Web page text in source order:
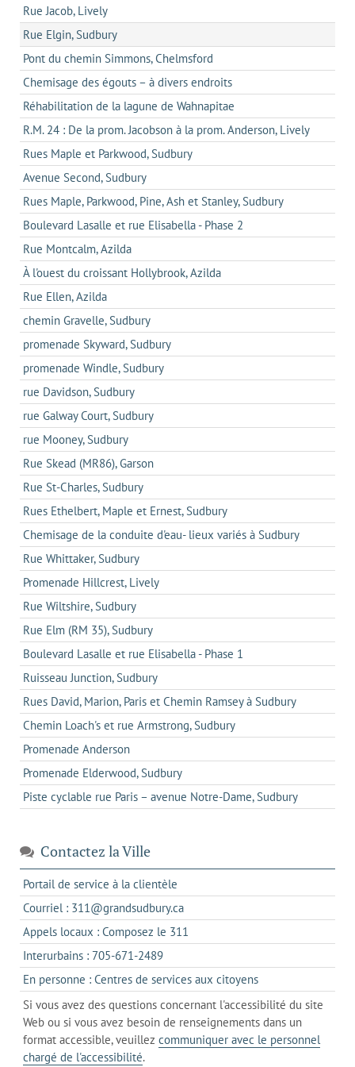
Rue Jacob, Lively
Rue Elgin, Sudbury
Pont du chemin Simmons, Chelmsford
Chemisage des égouts – à divers endroits
Réhabilitation de la lagune de Wahnapitae
R.M. 24 : De la prom. Jacobson à la prom. Anderson, Lively
Rues Maple et Parkwood, Sudbury
Avenue Second, Sudbury
Rues Maple, Parkwood, Pine, Ash et Stanley, Sudbury
Boulevard Lasalle et rue Elisabella - Phase 2
Rue Montcalm, Azilda
À l'ouest du croissant Hollybrook, Azilda
Rue Ellen, Azilda
chemin Gravelle, Sudbury
promenade Skyward, Sudbury
promenade Windle, Sudbury
rue Davidson, Sudbury
rue Galway Court, Sudbury
rue Mooney, Sudbury
Rue Skead (MR86), Garson
Rue St-Charles, Sudbury
Rues Ethelbert, Maple et Ernest, Sudbury
Chemisage de la conduite d'eau- lieux variés à Sudbury
Rue Whittaker, Sudbury
Promenade Hillcrest, Lively
Rue Wiltshire, Sudbury
Rue Elm (RM 35), Sudbury
Boulevard Lasalle et rue Elisabella - Phase 1
Ruisseau Junction, Sudbury
Rues David, Marion, Paris et Chemin Ramsey à Sudbury
Chemin Loach's et rue Armstrong, Sudbury
Promenade Anderson
Promenade Elderwood, Sudbury
Piste cyclable rue Paris – avenue Notre-Dame, Sudbury
Contactez la Ville
Portail de service à la clientèle
dans
un
nouvel
Courriel : 311@grandsudbury.cas'ouvre
dans
votre
de
messagerie
Appels locaux : Composez le 311
dans
un
client
de
votre
téléphone
Interurbains : 705-671-2489s'ouvre
dans
un
client
de
votre
En personne : Centres de services aux citoyenss'ouvre
dans
l'onglet
actuel
Si vous avez des questions concernant l'accessibilité du site
Web ou si vous avez besoin de renseignements dans un
format accessible, veuillez communiquer avec le personnel
chargé de l'accessibilité.